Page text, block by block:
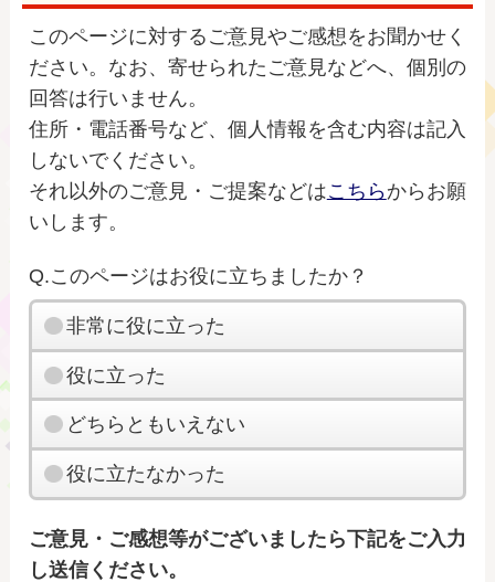
このページに対するご意見やご感想をお聞かせく
ださい。なお、寄せられたご意見などへ、個別の
回答は行いません。
住所・電話番号など、個人情報を含む内容は記入
しないでください。
それ以外のご意見・ご提案などはこちらからお願
いします。
Q.このページはお役に立ちましたか？
非常に役に立った
役に立った
どちらともいえない
役に立たなかった
ご意見・ご感想等がございましたら下記をご入力
し送信ください。